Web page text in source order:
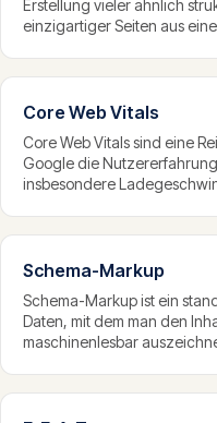
Erstellung vieler ähnlich
einzigartiger Seiten aus
Core Web Vitals
Core Web Vitals sind eine
Google die
insbesondere
Schema-Markup
Schema-Markup ist ein
Daten, mit dem man den
maschinenlesbar